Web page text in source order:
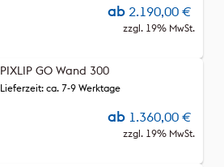
ab 2.190,00 €
zzgl. 19% MwSt.
PIXLIP GO Wand 300
ab 1.360,00 €
zzgl. 19% MwSt.
Lieferzeit: ca. 7-9 Werktage